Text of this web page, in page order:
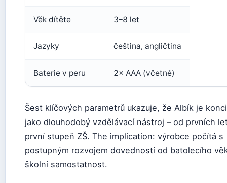
Věk dítěte 3–8 let
Jazyky čeština, angličtina
Baterie v peru 2× AAA (včetně)
Šest klíčových parametrů ukazuje, že Albík je
jako dlouhodobý vzdělávací nástroj – od prvních
první stupeň ZŠ. The implication: výrobce počítá s
postupným rozvojem dovedností od batolecího
školní samostatnost.